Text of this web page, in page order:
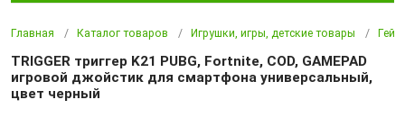
Главная Каталог товаров Игрушки, игры, детские товары
TRIGGER триггер K21 PUBG, Fortnite, COD, GAMEPAD
игровой джойстик для смартфона универсальный,
цвет черный